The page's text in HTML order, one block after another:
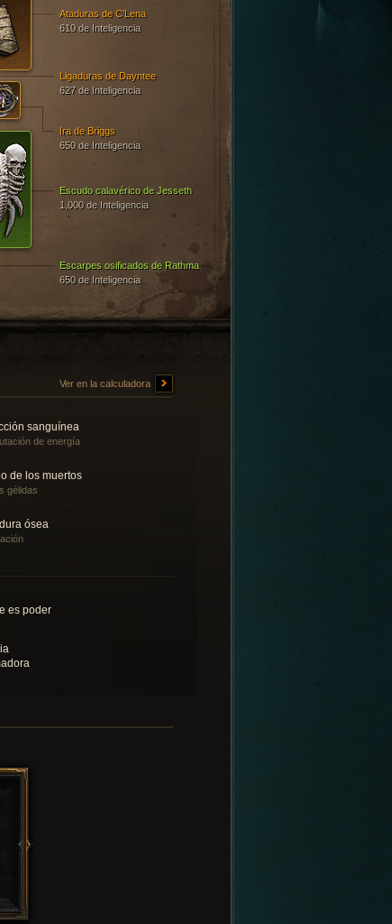
Escarpes osificados de Rathma
650 de Inteligencia
Ataduras de C'Lena
610 de Inteligencia
Escudo calavérico de Jesseth
1,000 de Inteligencia
Ligaduras de Dayntee
627 de Inteligencia
Ira de Briggs
650 de Inteligencia
Ver en la calculadora
sanguínea
de energía
de los muertos
gélidas
ósea
es poder